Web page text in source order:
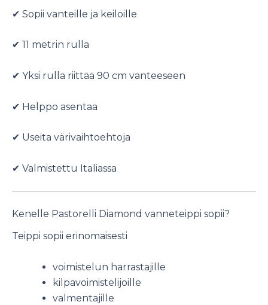
✔ Sopii vanteille ja keiloille
✔ 11 metrin rulla
✔ Yksi rulla riittää 90 cm vanteeseen
✔ Helppo asentaa
✔ Useita värivaihtoehtoja
✔ Valmistettu Italiassa
Kenelle Pastorelli Diamond vanneteippi sopii?
Teippi sopii erinomaisesti
voimistelun harrastajille
kilpavoimistelijoille
valmentajille